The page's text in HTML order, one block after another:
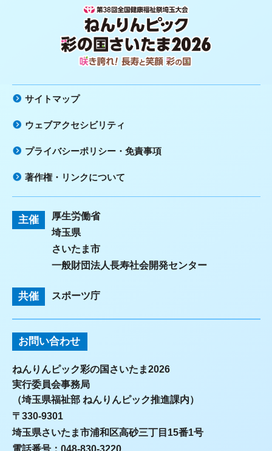
第38回全国健康福祉祭埼玉大会 ね
んりんピック 彩の国さいたま2026
咲き誇れ！長寿と笑顔 彩の国
サイトマップ
ウェブアクセシビリティ
プライバシーポリシー・免責事項
著作権・リンクについて
主催
厚生労働省
埼玉県
さいたま市
一般財団法人長寿社会開発センター
共催 スポーツ庁
お問い合わせ
ねんりんピック彩の国さいたま2026
実行委員会事務局
（埼玉県福祉部 ねんりんピック推進課内）
〒330-9301
埼玉県さいたま市浦和区高砂三丁目15番1号